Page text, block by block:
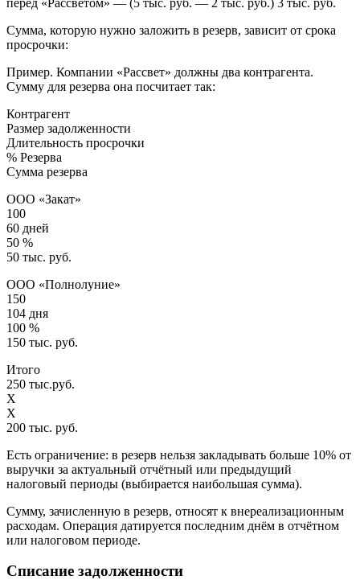
Сумма, которую нужно заложить в резерв, зависит от срока
просрочки:
Пример. Компании «Рассвет» должны два контрагента.
Сумму для резерва она посчитает так:
Контрагент
Размер задолженности
Длительность просрочки
% Резерва
Сумма резерва
ООО «Закат»
100
60 дней
50 %
50 тыс. руб.
ООО «Полнолуние»
150
104 дня
100 %
150 тыс. руб.
Итого
250 тыс.руб.
Х
Х
200 тыс. руб.
Есть ограничение: в резерв нельзя закладывать больше 10% от
выручки за актуальный отчётный или предыдущий
налоговый периоды (выбирается наибольшая сумма).
Сумму, зачисленную в резерв, относят к внереализационным
расходам. Операция датируется последним днём в отчётном
или налоговом периоде.
Списание задолженности